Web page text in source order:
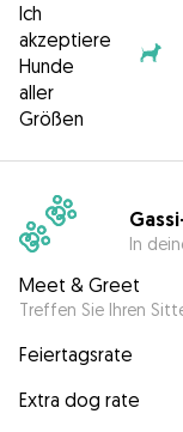
Ich
akzeptiere
Hunde
aller
Größen
In
Meet & Greet
Treffen Sie Ihren
Feiertagsrate
Extra dog rate